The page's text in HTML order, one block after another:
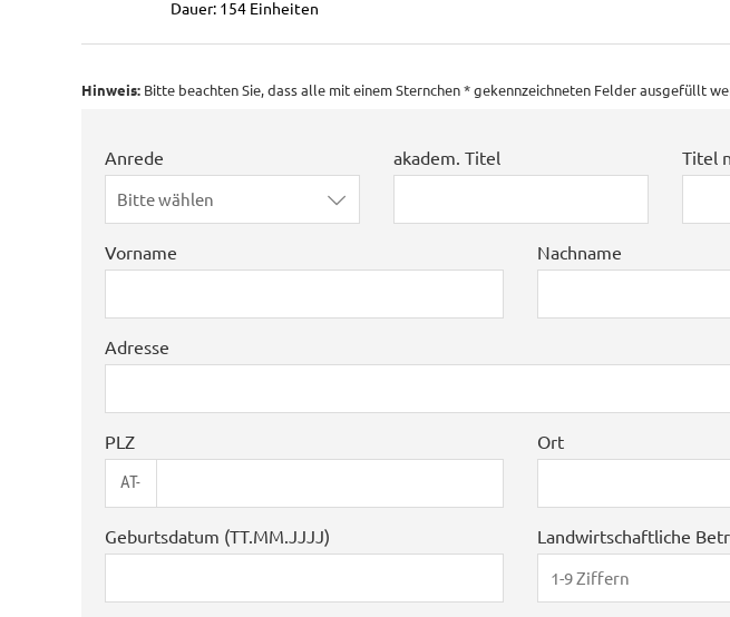
Dauer: 154 Einheiten
Hinweis:Bitte beachten Sie, dass alle mit einem Sternchen * gekennzeichneten Felder ausgefüllt
Anrede
Bitte wählen
akadem. Titel Titel
Vorname Nachname
Adresse
PLZ
AT-
Ort
Geburtsdatum (TT.MM.JJJJ) Landwirtschaftliche